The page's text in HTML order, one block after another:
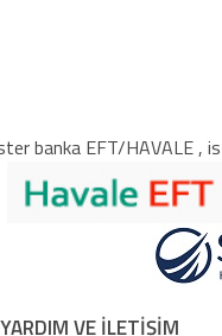
banka EFT/HAVALE ,
YARDIM VE İLETİŞİM